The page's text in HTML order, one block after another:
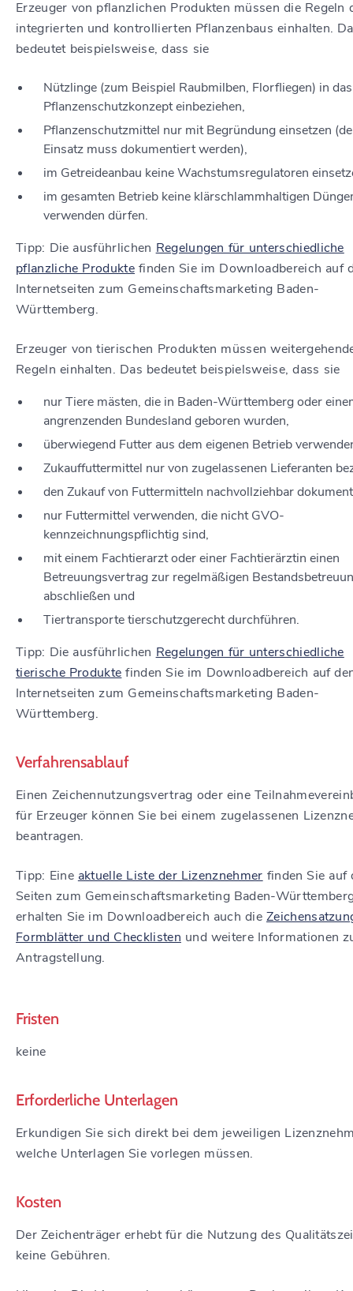
Erzeuger von pflanzlichen Produkten müssen die Regeln
integrierten und kontrollierten Pflanzenbaus einhalten.
bedeutet beispielsweise, dass sie
Nützlinge (zum Beispiel Raubmilben, Florfliegen) in das
Pflanzenschutzkonzept einbeziehen,
Pflanzenschutzmittel nur mit Begründung einsetzen (
Einsatz muss dokumentiert werden),
im Getreideanbau keine Wachstumsregulatoren
im gesamten Betrieb keine klärschlammhaltigen
verwenden dürfen.
Tipp: Die ausführlichen Regelungen für unterschiedliche
pflanzliche Produkte finden Sie im Downloadbereich auf
Internetseiten zum Gemeinschaftsmarketing Baden-
Württemberg.
Erzeuger von tierischen Produkten müssen
Regeln einhalten. Das bedeutet beispielsweise, dass sie
nurTiere mästen, die in Baden-Württemberg oder
angrenzenden Bundesland geboren wurden,
überwiegend Futter aus dem eigenen Betrieb
Zukauffuttermittel nur von zugelassenen Lieferanten
den Zukauf von Futtermitteln nachvollziehbar
nur Futtermittel verwenden, die nicht GVO-
kennzeichnungspflichtig sind,
mit einem Fachtierarzt oder einer Fachtierärztin einen
Betreuungsvertrag zur regelmäßigen
abschließen und
Tiertransporte tierschutzgerecht durchführen.
Tipp: Die ausführlichen Regelungen für unterschiedliche
tierische Produkte finden Sie im Downloadbereich auf
Internetseiten zum Gemeinschaftsmarketing Baden-
Württemberg.
Verfahrensablauf
Einen Zeichennutzungsvertrag oder eine
für Erzeuger können Sie bei einem zugelassenen
beantragen.
Tipp: Eine aktuelle Liste der Lizenznehmer finden Sie auf
Seiten zum Gemeinschaftsmarketing Baden-
erhalten Sie im Downloadbereich auch die
Formblätter und Checklisten und weitere Informationen
Antragstellung.
Fristen
keine
Erforderliche Unterlagen
Erkundigen Sie sich direkt bei dem jeweiligen
welche Unterlagen Sie vorlegen müssen.
Kosten
Der Zeichenträger erhebt für die Nutzung des
keine Gebühren.